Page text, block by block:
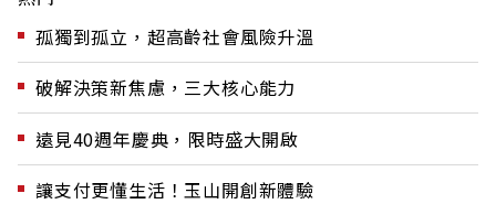
孤獨到孤立，超高齡社會風險升溫
破解決策新焦慮，三大核心能力
遠見40週年慶典，限時盛大開啟
讓支付更懂生活！玉山開創新體驗